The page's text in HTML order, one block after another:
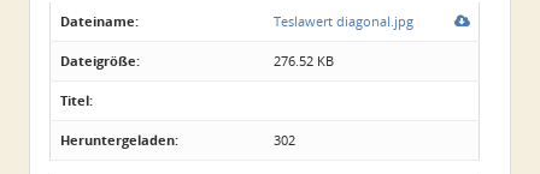
Dateiname: Teslawert diagonal.jpg
Dateigröße: 276.52 KB
Titel:
Heruntergeladen: 302